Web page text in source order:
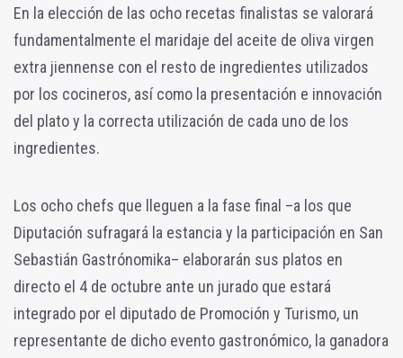
En la elección de las ocho recetas finalistas se valorará
fundamentalmente el maridaje del aceite de oliva virgen
extra jiennense con el resto de ingredientes utilizados
por los cocineros, así como la presentación e innovación
del plato y la correcta utilización de cada uno de los
ingredientes.
Los ocho chefs que lleguen a la fase final –a los que
Diputación sufragará la estancia y la participación en San
Sebastián Gastrónomika– elaborarán sus platos en
directo el 4 de octubre ante un jurado que estará
integrado por el diputado de Promoción y Turismo, un
representante de dicho evento gastronómico, la ganadora